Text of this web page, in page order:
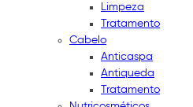
Limpeza
Tratamento
Cabelo
Anticaspa
Antiqueda
Tratamento